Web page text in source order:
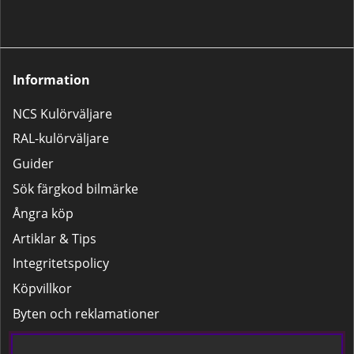
Lackpaketet – För större
Information
NCS Kulörväljare
RAL-kulörväljare
Guider
Sök färgkod bilmärke
Ångra köp
Artiklar & Tips
Integritetspolicy
Köpvillkor
Byten och reklamationer
Leverans